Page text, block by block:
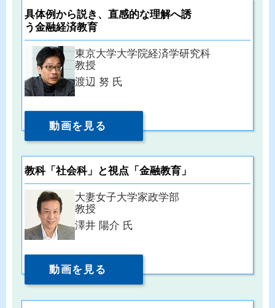
具体例から説き、直感的な理解へ誘
う金融経済教育
東京大学大学院経済学研究科
教授
渡辺 努 氏
動画を見る
教科「社会科」と視点「金融教育」
大妻女子大学家政学部
教授
澤井 陽介 氏
動画を見る